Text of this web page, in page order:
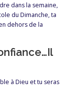
dans la semaine,
du Dimanche, ta
dehors de la
à Dieu et tu seras